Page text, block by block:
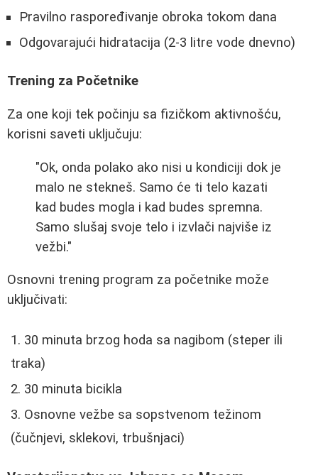
Pravilno raspoređivanje obroka tokom dana
Odgovarajući hidratacija (2-3 litre vode dnevno)
Trening za Početnike
Za one koji tek počinju sa fizičkom aktivnošću,
korisni saveti uključuju:
"Ok, onda polako ako nisi u kondiciji dok je
malo ne stekneš. Samo će ti telo kazati
kad budes mogla i kad budes spremna.
Samo slušaj svoje telo i izvlači najviše iz
vežbi."
Osnovni trening program za početnike može
uključivati:
30 minuta brzog hoda sa nagibom (steper ili
traka)
30 minuta bicikla
Osnovne vežbe sa sopstvenom težinom
(čučnjevi, sklekovi, trbušnjaci)